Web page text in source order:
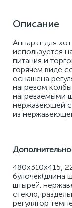
Описание
Аппарат для
используется
питания и
горячем виде
оснащена
нагревом
нагреваемыми
нержавеющей
из
480x310x415,
булочек(длина
штырей:
стекло,
регулятор